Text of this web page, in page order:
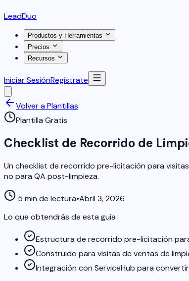
LeadDuo
Productos y Herramientas
Precios
Recursos
Iniciar SesiónRegístrate
Volver a Plantillas
Plantilla Gratis
Checklist de Recorrido de
Un checklist de recorrido pre-licitación para
no para QA post-limpieza.
5 min de lectura•Abril 3, 2026
Lo que obtendrás de esta guía
Estructura de recorrido pre-licitación
Construido para visitas de ventas de
Integración con ServiceHub para